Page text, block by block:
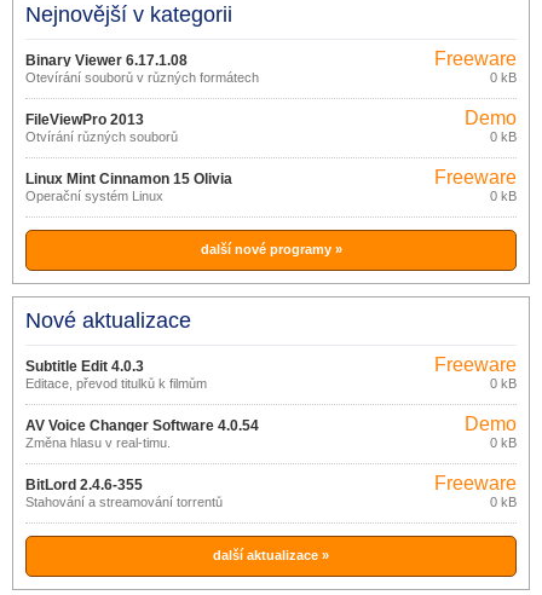
Nejnovější v kategorii
Binary Viewer 6.17.1.08
Otevírání souborů v různých formátech
Freeware
0 kB
FileViewPro 2013
Otvírání různých souborů
Demo
0 kB
Linux Mint Cinnamon 15 Olivia
Operační systém Linux
Freeware
0 kB
další nové programy »
Nové aktualizace
Subtitle Edit 4.0.3
Editace, převod titulků k filmům
Freeware
0 kB
AV Voice Changer Software 4.0.54
Změna hlasu v real-timu.
Demo
0 kB
BitLord 2.4.6-355
Stahování a streamování torrentů
Freeware
0 kB
další aktualizace »